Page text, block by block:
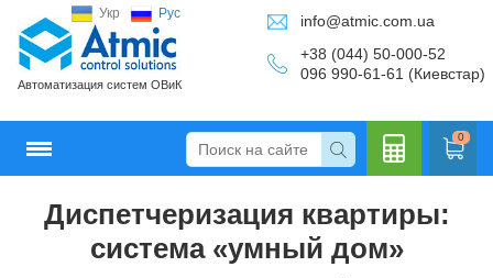
Укр Рус
Автоматизация систем ОВиК
info@atmic.com.ua
+38 (044) 50-000-52
096 990-61-61 (Киевстар)
0
Кальку
Диспетчеризация квартиры:
система «умный дом»